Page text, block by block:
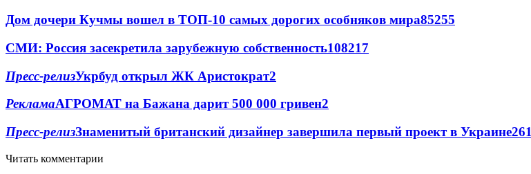
Дом дочери Кучмы вошел в ТОП-10 самых дорогих особняков мира85255
СМИ: Россия засекретила зарубежную собственность108217
Пресс-релизУкрбуд открыл ЖК Аристократ2
РекламаАГРОМАТ на Бажана дарит 500 000 гривен2
Пресс-релизЗнаменитый британский дизайнер завершила первый проект в Украине261
Читать комментарии